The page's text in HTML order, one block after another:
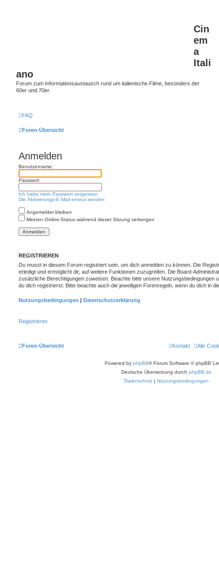
Cin
em
a
Itali
ano
Forum zum Informationsaustausch rund um italienische Filme, besonders der
60er und 70er.
FAQ
Foren-Übersicht
Anmelden
Benutzername:
Passwort:
Ich habe mein Passwort vergessen
Die Aktivierungs-E-Mail erneut senden
Angemeldet bleiben
Meinen Online-Status während dieser Sitzung verbergen
REGISTRIEREN
Du musst in diesem Forum registriert sein, um dich anmelden zu können. Die
erledigt und ermöglicht dir, auf weitere Funktionen zuzugreifen. Die Board-
zusätzliche Berechtigungen zuweisen. Beachte bitte unsere Nutzungsbedingungen
du dich registrierst. Bitte beachte auch die jeweiligen Forenregeln, wenn du dich in
Nutzungsbedingungen | Datenschutzerklärung
Registrieren
Foren-Übersicht Alle
Kontakt
Powered by phpBB® Forum Software © phpBB
Deutsche Übersetzung durch phpBB.de
Datenschutz | Nutzungsbedingungen